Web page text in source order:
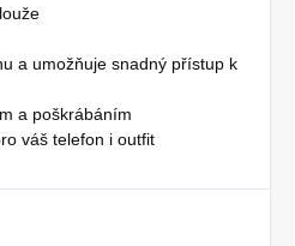
a umožňuje snadný přístup k
a poškrábáním
váš telefon i outfit